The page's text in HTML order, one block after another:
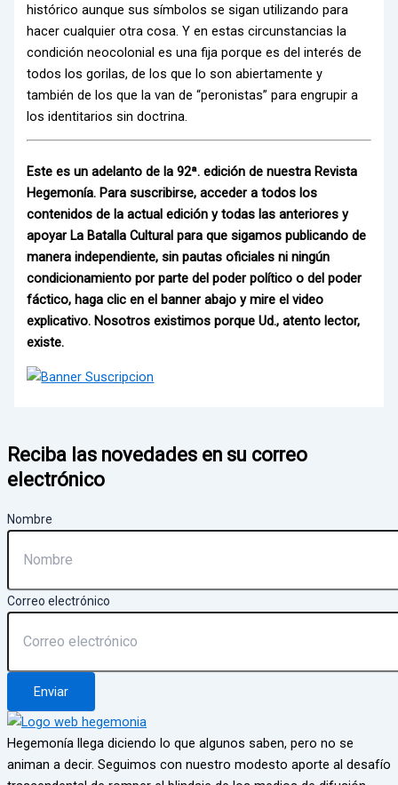
histórico aunque sus símbolos se sigan utilizando para
hacer cualquier otra cosa. Y en estas circunstancias la
condición neocolonial es una fija porque es del interés de
todos los gorilas, de los que lo son abiertamente y
también de los que la van de “peronistas” para engrupir a
los identitarios sin doctrina.
Este es un adelanto de la 92ª. edición de nuestra Revista
Hegemonía. Para suscribirse, acceder a todos los
contenidos de la actual edición y todas las anteriores y
apoyar La Batalla Cultural para que sigamos publicando de
manera independiente, sin pautas oficiales ni ningún
condicionamiento por parte del poder político o del poder
fáctico, haga clic en el banner abajo y mire el video
explicativo. Nosotros existimos porque Ud., atento lector,
existe.
Reciba las novedades en su correo
electrónico
Nombre
Correo electrónico
Enviar
Hegemonía llega diciendo lo que algunos saben, pero no se
animan a decir. Seguimos con nuestro modesto aporte al desafío